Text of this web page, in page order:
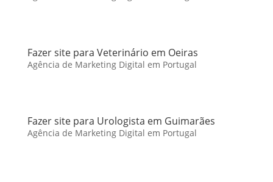
Fazer site para Veterinário em Oeiras
Agência de Marketing Digital em Portugal
Fazer site para Urologista em Guimarães
Agência de Marketing Digital em Portugal